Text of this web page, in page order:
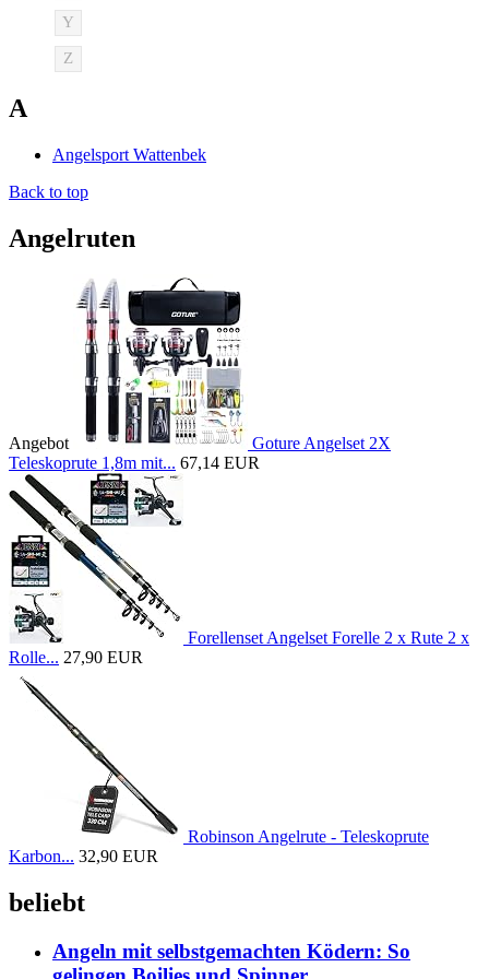
Y
Z
A
Angelsport Wattenbek
Back to top
Angelruten
Angebot
Goture Angelset 2X
Teleskoprute 1,8m mit... 67,14 EUR
Forellenset Angelset Forelle 2 x Rute 2 x
Rolle... 27,90 EUR
Robinson Angelrute - Teleskoprute
Karbon... 32,90 EUR
beliebt
Angeln mit selbstgemachten Ködern: So